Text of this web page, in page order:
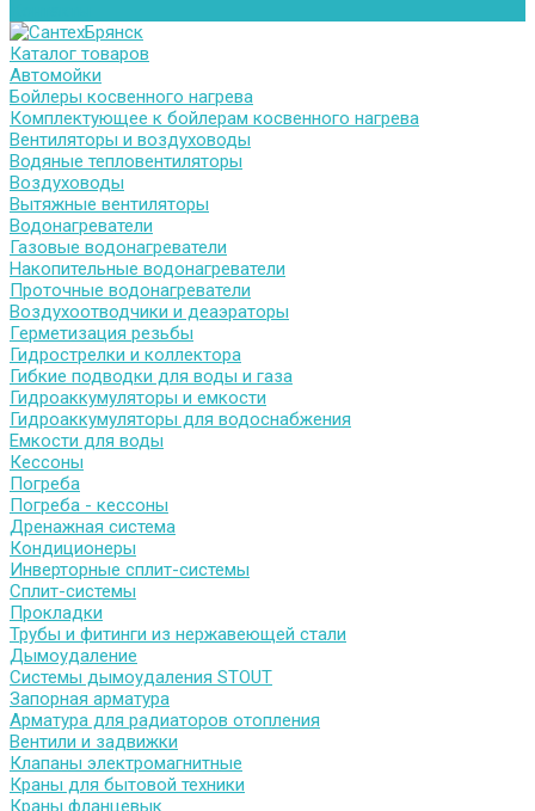
Каталог товаров
Автомойки
Бойлеры косвенного нагрева
Комплектующее к бойлерам косвенного нагрева
Вентиляторы и воздуховоды
Водяные тепловентиляторы
Воздуховоды
Вытяжные вентиляторы
Водонагреватели
Газовые водонагреватели
Накопительные водонагреватели
Проточные водонагреватели
Воздухоотводчики и деаэраторы
Герметизация резьбы
Гидрострелки и коллектора
Гибкие подводки для воды и газа
Гидроаккумуляторы и емкости
Гидроаккумуляторы для водоснабжения
Емкости для воды
Кессоны
Погреба
Погреба - кессоны
Дренажная система
Кондиционеры
Инверторные сплит-системы
Сплит-системы
Прокладки
Трубы и фитинги из нержавеющей стали
Дымоудаление
Системы дымоудаления STOUT
Запорная арматура
Арматура для радиаторов отопления
Вентили и задвижки
Клапаны электромагнитные
Краны для бытовой техники
Краны фланцевык